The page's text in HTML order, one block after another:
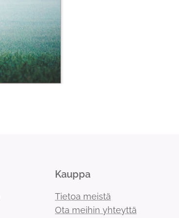
Kauppa
Tietoa meistä
Ota meihin yhteyttä